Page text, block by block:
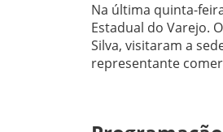
Na última quinta-
Estadual do Varejo.
Silva, visitaram a
representante